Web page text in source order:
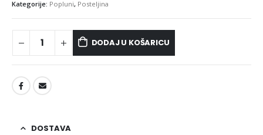
Kategorije: Popluni, Posteljina
DODAJ U KOŠARICU
DOSTAVA